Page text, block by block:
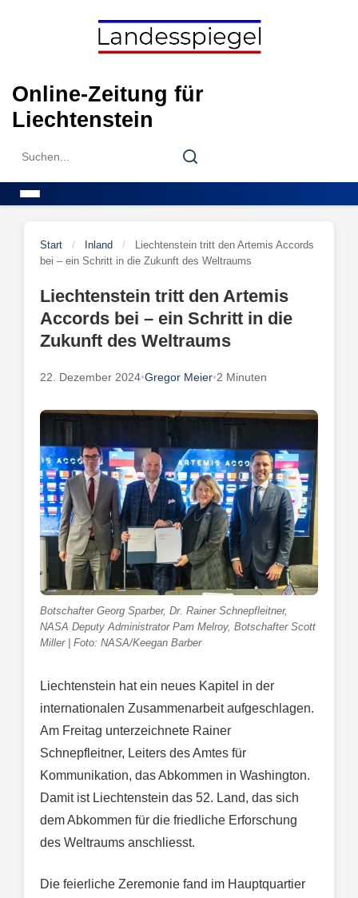
Online-Zeitung für
Liechtenstein
Search
Search
Start / Inland /
Liechtenstein tritt den Artemis Accords
bei – ein Schritt in die Zukunft des Weltraums
Liechtenstein tritt den Artemis
Accords bei – ein Schritt in die
Zukunft des Weltraums
22. Dezember 2024•Gregor Meier•2 Minuten
Botschafter Georg Sparber, Dr. Rainer Schnepfleitner,
NASA Deputy Administrator Pam Melroy, Botschafter Scott
Miller | Foto: NASA/Keegan Barber
Liechtenstein hat ein neues Kapitel in der
internationalen Zusammenarbeit aufgeschlagen.
Am Freitag unterzeichnete Rainer
Schnepfleitner, Leiters des Amtes für
Kommunikation, das Abkommen in Washington.
Damit ist Liechtenstein das 52. Land, das sich
dem Abkommen für die friedliche Erforschung
des Weltraums anschliesst.
Die feierliche Zeremonie fand im Hauptquartier